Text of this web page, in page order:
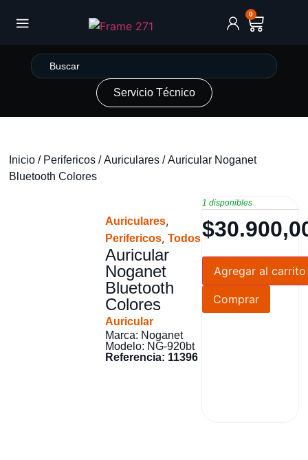
0
Servicio Técnico
Inicio / Perifericos /Auriculares / Auricular Noganet
Bluetooth Colores
Auriculares,
Perifericos, Todos
Auricular
Noganet
Bluetooth
Colores
Auricular
Marca: Noganet
Modelo: NG-920bt
Referencia: 11396
1 disponibles
$
Agregar al carrito
Comprar